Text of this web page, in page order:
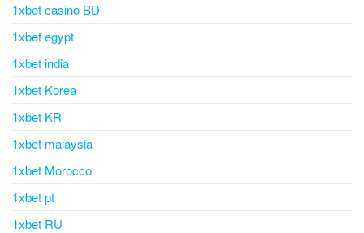
1xbet casino BD
1xbet egypt
1xbet india
1xbet Korea
1xbet KR
1xbet malaysia
1xbet Morocco
1xbet pt
1xbet RU